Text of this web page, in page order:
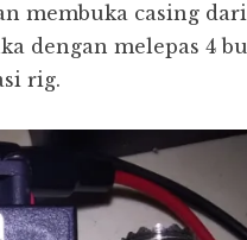
membuka casing
dengan melepas 4
rig.